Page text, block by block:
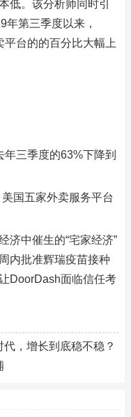
低。该分析师同时引
年第三季度以来，
台的的百分比大幅上
三季度的63%下降到
国五家外卖服务平台
济中催生的“宅家经济”
内批准辉瑞疫苗接种
DoorDash面临信任考
，增长到底稳不稳？